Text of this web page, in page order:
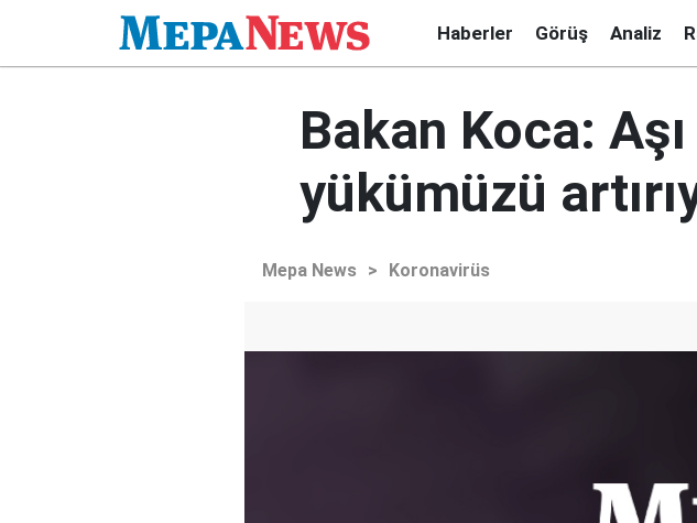
Haberler Görüş Analiz
Bakan Koca:
yükümüzü
Mepa News > Koronavirüs